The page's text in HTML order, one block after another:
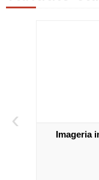
‹
Imageria